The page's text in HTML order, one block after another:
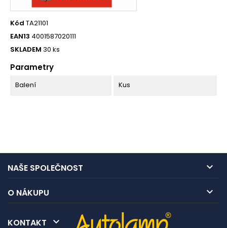
Kód TA21101
EAN13 4001587020111
SKLADEM 30 ks
Parametry
Balení Kus
NAŠE SPOLEČNOST 
O NÁKUPU 
KONTAKT 